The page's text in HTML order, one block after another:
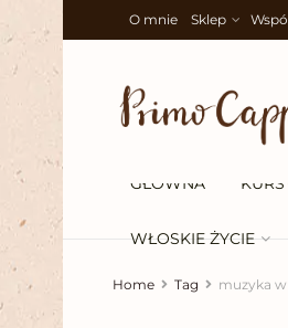
O mnie Sklep
GŁÓWNA
WŁOSKIE ŻYCIE
Home Tag muzyka